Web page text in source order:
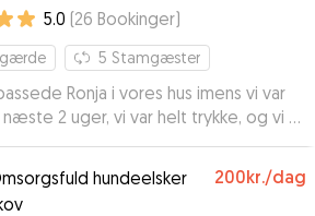
5.0 (26 Bookinger)
5 Stamgæster
Ronja i vores hus imens vi var
2 uger, vi var helt trykke, og vi er
Ronja har haft det godt, vi kommer til
igen.
hundeelsker
200kr./dag